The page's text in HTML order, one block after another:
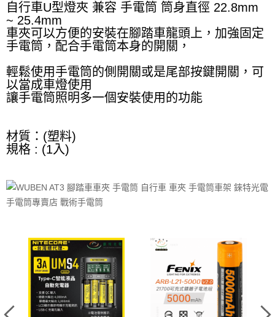
自行車U型燈夾 兼容 手電筒 筒身直徑 22.8mm
~ 25.4mm
車夾可以方便的安裝在腳踏車龍頭上，加強固定
手電筒，配合手電筒本身的開關，
輕鬆使用手電筒的側開關或是尾部按鍵開關，可
以當成車燈使用
讓手電筒照明多一個安裝使用的功能
材質：(塑料)
規格 : (1入)